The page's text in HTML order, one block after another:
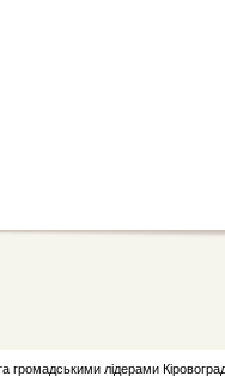
громадськими лідерами